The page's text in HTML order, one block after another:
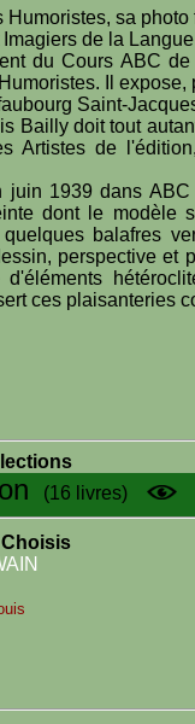
Humoristes, sa
de la
du Cours ABC
Il
Saint-
Bailly doit tout
Artistes de
1939 dans
dont le modèle
balafres
perspective et
ces plaisanteries
(16 livres)